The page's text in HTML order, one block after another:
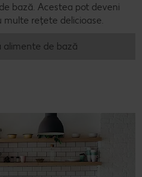
bază. Acestea pot deveni
rețete delicioase.
alimente de bază